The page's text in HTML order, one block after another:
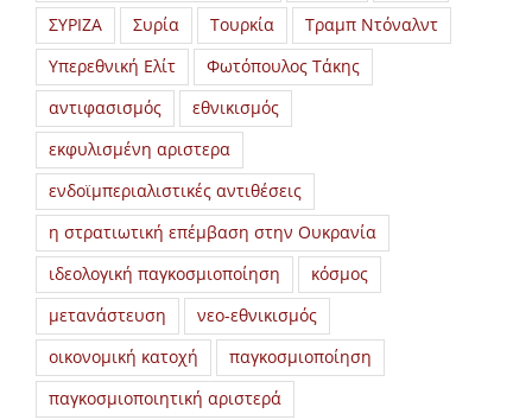
ΣΥΡΙΖΑ
Συρία Τουρκία
Τραμπ Ντόναλντ
Υπερεθνική Ελίτ
Φωτόπουλος Τάκης
αντιφασισμός
εθνικισμός
εκφυλισμένη αριστερα
ενδοϊμπεριαλιστικές αντιθέσεις
η στρατιωτική επέμβαση στην Ουκρανία
ιδεολογική παγκοσμιοποίηση
κόσμος
μετανάστευση
νεο-εθνικισμός
οικονομική κατοχή
παγκοσμιοποίηση
παγκοσμιοποιητική αριστερά